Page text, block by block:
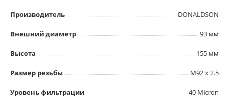
Производитель DONALDSON
Внешний диаметр 93 мм
Высота 155 мм
Размер резьбы M92 x 2.5
Уровень фильтрации 40 Micron